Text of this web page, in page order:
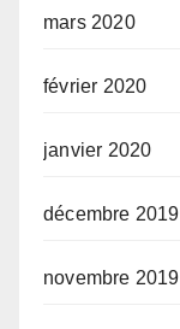
mars 2020
février 2020
janvier 2020
décembre 2019
novembre 2019